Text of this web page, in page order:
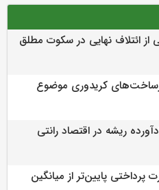
از ائتلاف‌ نهایی در سکوت مطلق
کریدوری موضوع
ریشه در اقتصاد رانتی
پایین‌تر از میانگین